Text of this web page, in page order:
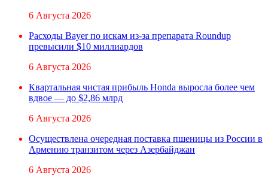
6 Августа 2026
Расходы Bayer по искам из-за препарата Roundup
превысили $10 миллиардов
6 Августа 2026
Квартальная чистая прибыль Honda выросла более чем
вдвое — до $2,86 млрд
6 Августа 2026
Осуществлена очередная поставка пшеницы из России в
Армению транзитом через Азербайджан
6 Августа 2026